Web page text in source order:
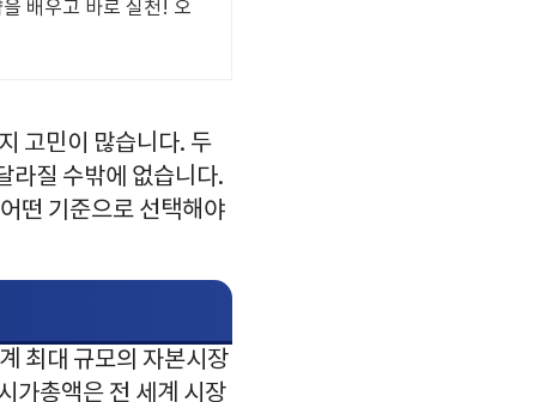
배우고 바로 실천! 오
고민이 많습니다. 두
라질 수밖에 없습니다.
떤 기준으로 선택해야
최대 규모의 자본시장
가총액은 전 세계 시장